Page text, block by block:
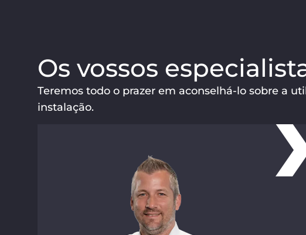
Os vossos
Teremos todo o prazer em aconselhá-lo sobre a
instalação.